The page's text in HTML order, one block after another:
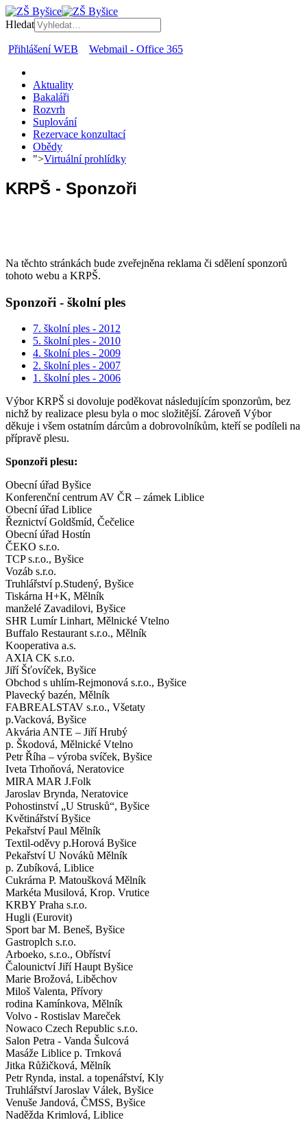
Hledat
Přihlášení WEB Webmail - Office 365
Aktuality
Bakaláři
Rozvrh
Suplování
Rezervace konzultací
Obědy
">Virtuální prohlídky
KRPŠ - Sponzoři
Na těchto stránkách bude zveřejněna reklama či sdělení sponzorů
tohoto webu a KRPŠ.
Sponzoři - školní ples
7. školní ples - 2012
5. školní ples - 2010
4. školní ples - 2009
2. školní ples - 2007
1. školní ples - 2006
Výbor KRPŠ si dovoluje poděkovat následujícím sponzorům, bez
nichž by realizace plesu byla o moc složitější. Zároveň Výbor
děkuje i všem ostatním dárcům a dobrovolníkům, kteří se podíleli na
přípravě plesu.
Sponzoři plesu:
Obecní úřad Byšice
Konferenční centrum AV ČR – zámek Liblice
Obecní úřad Liblice
Řeznictví Goldšmíd, Čečelice
Obecní úřad Hostín
ČEKO s.r.o.
TCP s.r.o., Byšice
Vozáb s.r.o.
Truhlářství p.Studený, Byšice
Tiskárna H+K, Mělník
manželé Zavadilovi, Byšice
SHR Lumír Linhart, Mělnické Vtelno
Buffalo Restaurant s.r.o., Mělník
Kooperativa a.s.
AXIA CK s.r.o.
Jiří Šťovíček, Byšice
Obchod s uhlím-Rejmonová s.r.o., Byšice
Plavecký bazén, Mělník
FABREALSTAV s.r.o., Všetaty
p.Vacková, Byšice
Akvária ANTE – Jiří Hrubý
p. Škodová, Mělnické Vtelno
Petr Říha – výroba svíček, Byšice
Iveta Trhoňová, Neratovice
MIRA MAR J.Folk
Jaroslav Brynda, Neratovice
Pohostinství „U Strusků“, Byšice
Květinářství Byšice
Pekařství Paul Mělník
Textil-oděvy p.Horová Byšice
Pekařství U Nováků Mělník
p. Zubíková, Liblice
Cukrárna P. Matoušková Mělník
Markéta Musilová, Krop. Vrutice
KRBY Praha s.r.o.
Hugli (Eurovit)
Sport bar M. Beneš, Byšice
Gastroplch s.r.o.
Arboeko, s.r.o., Obříství
Čalounictví Jiří Haupt Byšice
Marie Brožová, Liběchov
Miloš Valenta, Přívory
rodina Kamínkova, Mělník
Volvo - Rostislav Mareček
Nowaco Czech Republic s.r.o.
Salon Petra - Vanda Šulcová
Masáže Liblice p. Trnková
Jitka Růžičková, Mělník
Petr Rynda, instal. a topenářství, Kly
Truhlářství Jaroslav Válek, Byšice
Venuše Jandová, ČMSS, Byšice
Naděžda Krimlová, Liblice